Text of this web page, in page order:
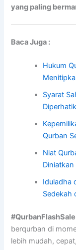
yang paling
Baca Juga :
Hukum
Syarat
Qurban
Niat
Iduladha
Sedekah
#QurbanFlashSale
berqurban di
lebih mudah,